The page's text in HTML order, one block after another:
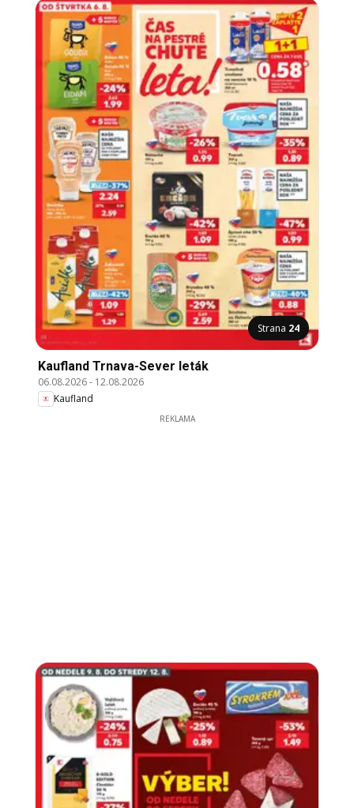
Strana 24
Kaufland Trnava-Sever leták
06.08.2026- 12.08.2026
Kaufland
REKLAMA